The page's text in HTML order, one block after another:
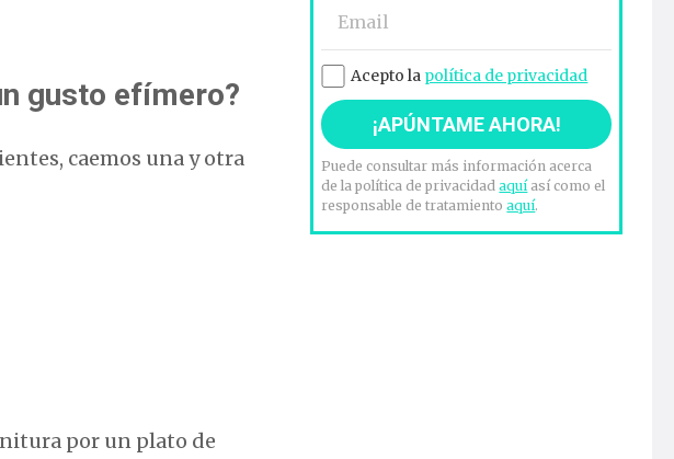
gusto efímero?
caemos una y otra
por un plato de
Acepto la política de privacidad
Puede consultar más información acerca
de la política de privacidadaquíasí como el
responsable de tratamientoaquí.